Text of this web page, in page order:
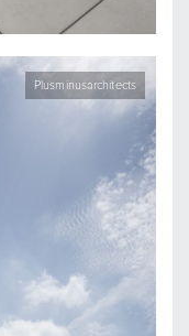
Plusminusarchitects